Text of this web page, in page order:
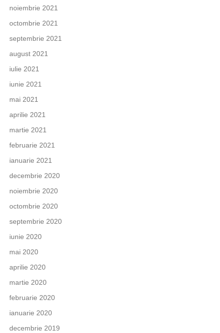
noiembrie 2021
octombrie 2021
septembrie 2021
august 2021
iulie 2021
iunie 2021
mai 2021
aprilie 2021
martie 2021
februarie 2021
ianuarie 2021
decembrie 2020
noiembrie 2020
octombrie 2020
septembrie 2020
iunie 2020
mai 2020
aprilie 2020
martie 2020
februarie 2020
ianuarie 2020
decembrie 2019